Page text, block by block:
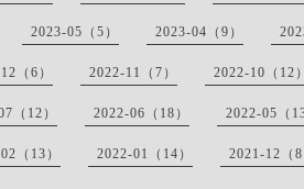
2023-05（5） 2023-04（9）
（6） 2022-11（7） 2022-10（12）
（12） 2022-06（18） 2022-05（13
（13） 2022-01（14） 2021-12（8